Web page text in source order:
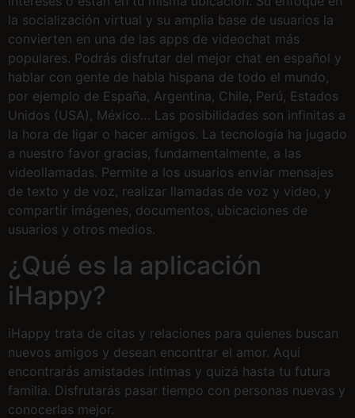
la socialización virtual y su amplia base de usuarios la
convierten en una de las apps de videochat más
populares. Podrás disfrutar del mejor chat en español y
hablar con gente de habla hispana de todo el mundo,
por ejemplo de España, Argentina, Chile, Perú, Estados
Unidos (USA), México… Las posibilidades son infinitas a
la hora de ligar o hacer amigos. La tecnología ha jugado
a nuestro favor gracias, fundamentalmente, a las
videollamadas. Permite a los usuarios enviar mensajes
de texto y de voz, realizar llamadas de voz y video, y
compartir imágenes, documentos, ubicaciones de
usuarios y otros medios.
¿Qué es la aplicación
iHappy?
iHappy trata de citas y relaciones para quienes buscan
nuevos amigos y desean encontrar el amor. Aquí
encontrarás amistades íntimas y quizá hasta tu futura
familia. Disfrutarás pasar tiempo con personas nuevas y
conocerlas mejor.